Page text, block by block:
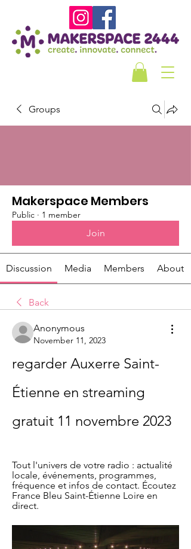
Groups
Makerspace Members
Public · 1 member
Join
Discussion Media Members About
Back
Anonymous
November 11, 2023
regarder Auxerre Saint-
Étienne en streaming
gratuit 11 novembre 2023
Tout l'univers de votre radio : actualité
locale, événements, programmes,
fréquence et infos de contact. Écoutez
France Bleu Saint-Étienne Loire en
direct.